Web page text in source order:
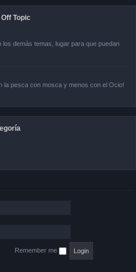
Topic
los demás temas, lugar para que puedan
la pesca con mosca y menos con el Ocio!
Remember me